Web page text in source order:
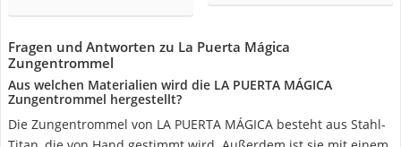
Fragen und Antworten zu La Puerta Mágica
Zungentrommel
Aus welchen Materialien wird die LA PUERTA MÁGICA
Zungentrommel hergestellt?
Die Zungentrommel von LA PUERTA MÁGICA besteht aus Stahl-